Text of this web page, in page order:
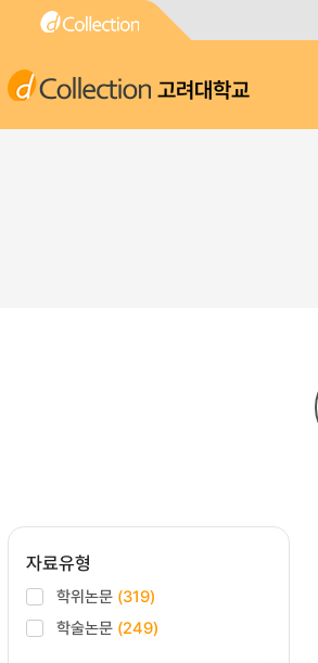
고려대학교
자료유형
학위논문 (319)
학술논문 (249)